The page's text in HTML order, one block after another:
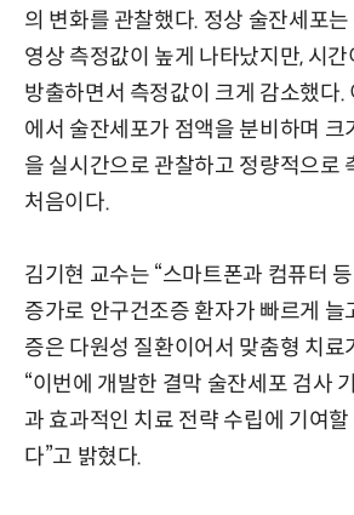
의 변화를 관찰했다. 정상 술잔세포
영상 측정값이 높게 나타났지만, 시
방출하면서 측정값이 크게 감소했다.
에서 술잔세포가 점액을 분비하며 크
을 실시간으로 관찰하고 정량적으로
처음이다.
김기현 교수는 “스마트폰과 컴퓨터
증가로 안구건조증 환자가 빠르게 늘
증은 다원성 질환이어서 맞춤형 치료
“이번에 개발한 결막 술잔세포 검사
과 효과적인 치료 전략 수립에 기여
다”고 밝혔다.